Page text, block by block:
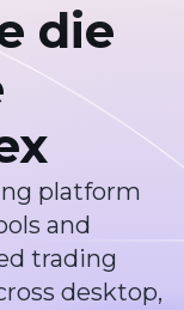
die
platform
and
trading
desktop,